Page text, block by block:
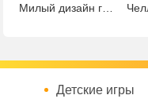
Милый дизайн губ для Маринетт
Детские игры